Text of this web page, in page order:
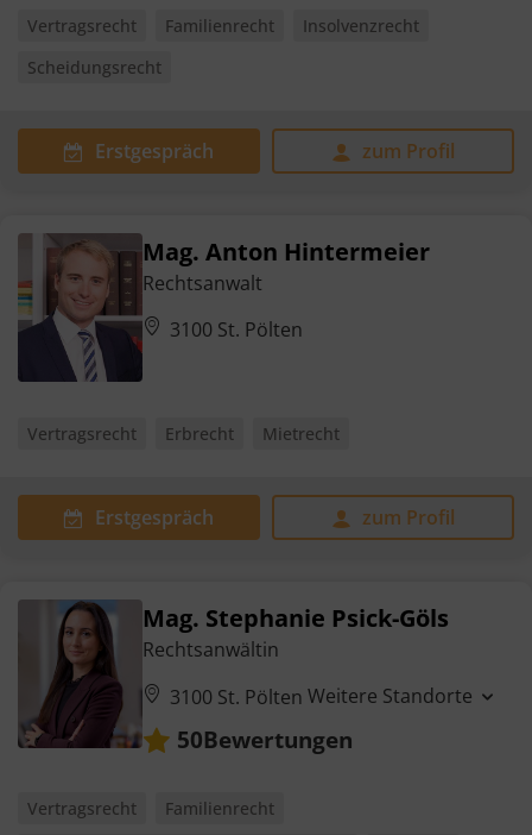
Vertragsrecht Familienrecht
Insolvenzrecht
Scheidungsrecht
Erstgespräch zum Profil
Mag. Anton Hintermeier
Rechtsanwalt
3100 St. Pölten
Vertragsrecht Erbrecht Mietrecht
Erstgespräch zum Profil
Mag. Stephanie Psick-Göls
Rechtsanwältin
3100 St. Pölten Weitere Standorte
50Bewertungen
Vertragsrecht
Familienrecht